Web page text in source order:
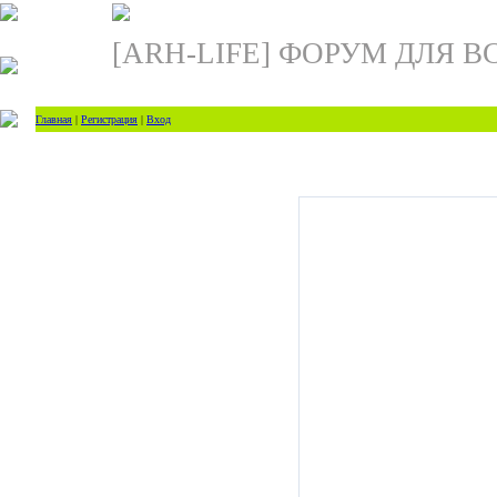
[ARH-LIFE] ФОРУМ ДЛЯ
Главная | Регистрация | Вход